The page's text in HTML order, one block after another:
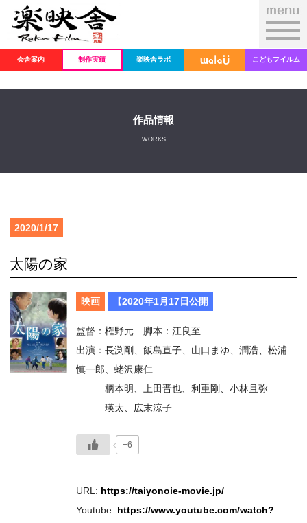
会舎案内 制作実績 楽映舎ラボ こどもフイルム
作品情報
WORKS
2020/1/17
太陽の家
映画 【2020年1月17日公開
監督：権野元 脚本：江良至
出演：長渕剛、飯島直子、山口まゆ、潤浩、松浦
慎一郎、蛯沢康仁
柄本明、上田晋也、利重剛、小林且弥
瑛太、広末涼子
+6
URL: https://taiyonoie-movie.jp/
Youtube: https://www.youtube.com/watch?